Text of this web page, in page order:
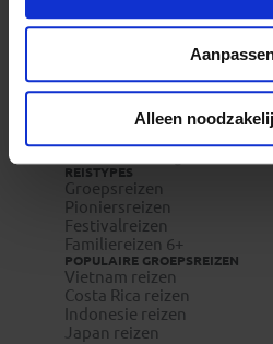
Alleen
REIZEN MET KONING AAP
Waarom Koning Aap?
Duurzaam toerisme
Vacatures
Veelgestelde vragen
REISTYPES
Groepsreizen
Pioniersreizen
Festivalreizen
Familiereizen 6+
POPULAIRE GROEPSREIZEN
Vietnam reizen
Costa Rica reizen
Indonesie reizen
Japan reizen